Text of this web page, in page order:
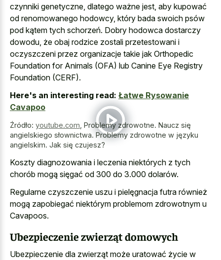
czynniki genetyczne, dlatego ważne jest, aby kupować
od renomowanego hodowcy, który bada swoich psów
pod kątem tych schorzeń. Dobry hodowca dostarczy
dowodu, że obaj rodzice zostali przetestowani i
oczyszczeni przez organizacje takie jak Orthopedic
Foundation for Animals (OFA) lub Canine Eye Registry
Foundation (CERF).
Here's an interesting read: Łatwe Rysowanie
Cavapoo
Źródło: youtube.com Problemy zdrowotne. Naucz się
angielskiego słownictwa. Problemy zdrowotne w języku
angielskim. Jak się czujesz?
Koszty diagnozowania i leczenia niektórych z tych
chorób mogą sięgać od 300 do 3.000 dolarów.
Regularne czyszczenie uszu i pielęgnacja futra również
mogą zapobiegać niektórym problemom zdrowotnym u
Cavapoos.
Ubezpieczenie zwierząt domowych
Ubezpieczenie dla zwierząt może uratować życie w